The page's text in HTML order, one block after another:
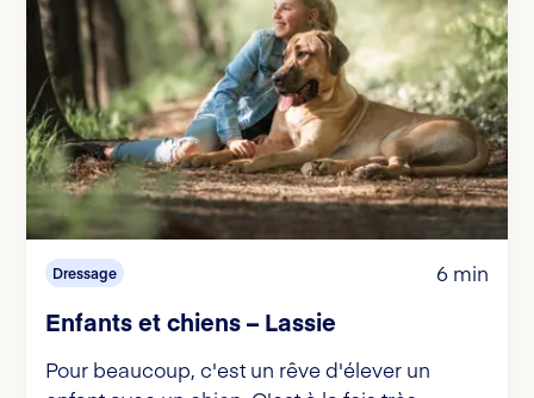
Dressage 6 min
Enfants et chiens – Lassie
Pour beaucoup, c'est un rêve d'élever un